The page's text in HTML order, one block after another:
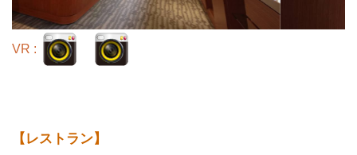
VR :
【レストラン】